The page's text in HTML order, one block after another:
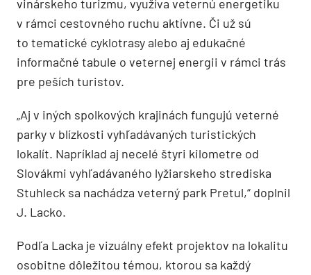
vinárskeho turizmu, využíva veternú energetiku
v rámci cestovného ruchu aktívne. Či už sú
to tematické cyklotrasy alebo aj edukačné
informačné tabule o veternej energii v rámci trás
pre peších turistov.
„Aj v iných spolkových krajinách fungujú veterné
parky v blízkosti vyhľadávaných turistických
lokalít. Napríklad aj necelé štyri kilometre od
Slovákmi vyhľadávaného lyžiarskeho strediska
Stuhleck sa nachádza veterný park Pretul,“ doplnil
J. Lacko.
Podľa Lacka je vizuálny efekt projektov na lokalitu
osobitne dôležitou témou, ktorou sa každý